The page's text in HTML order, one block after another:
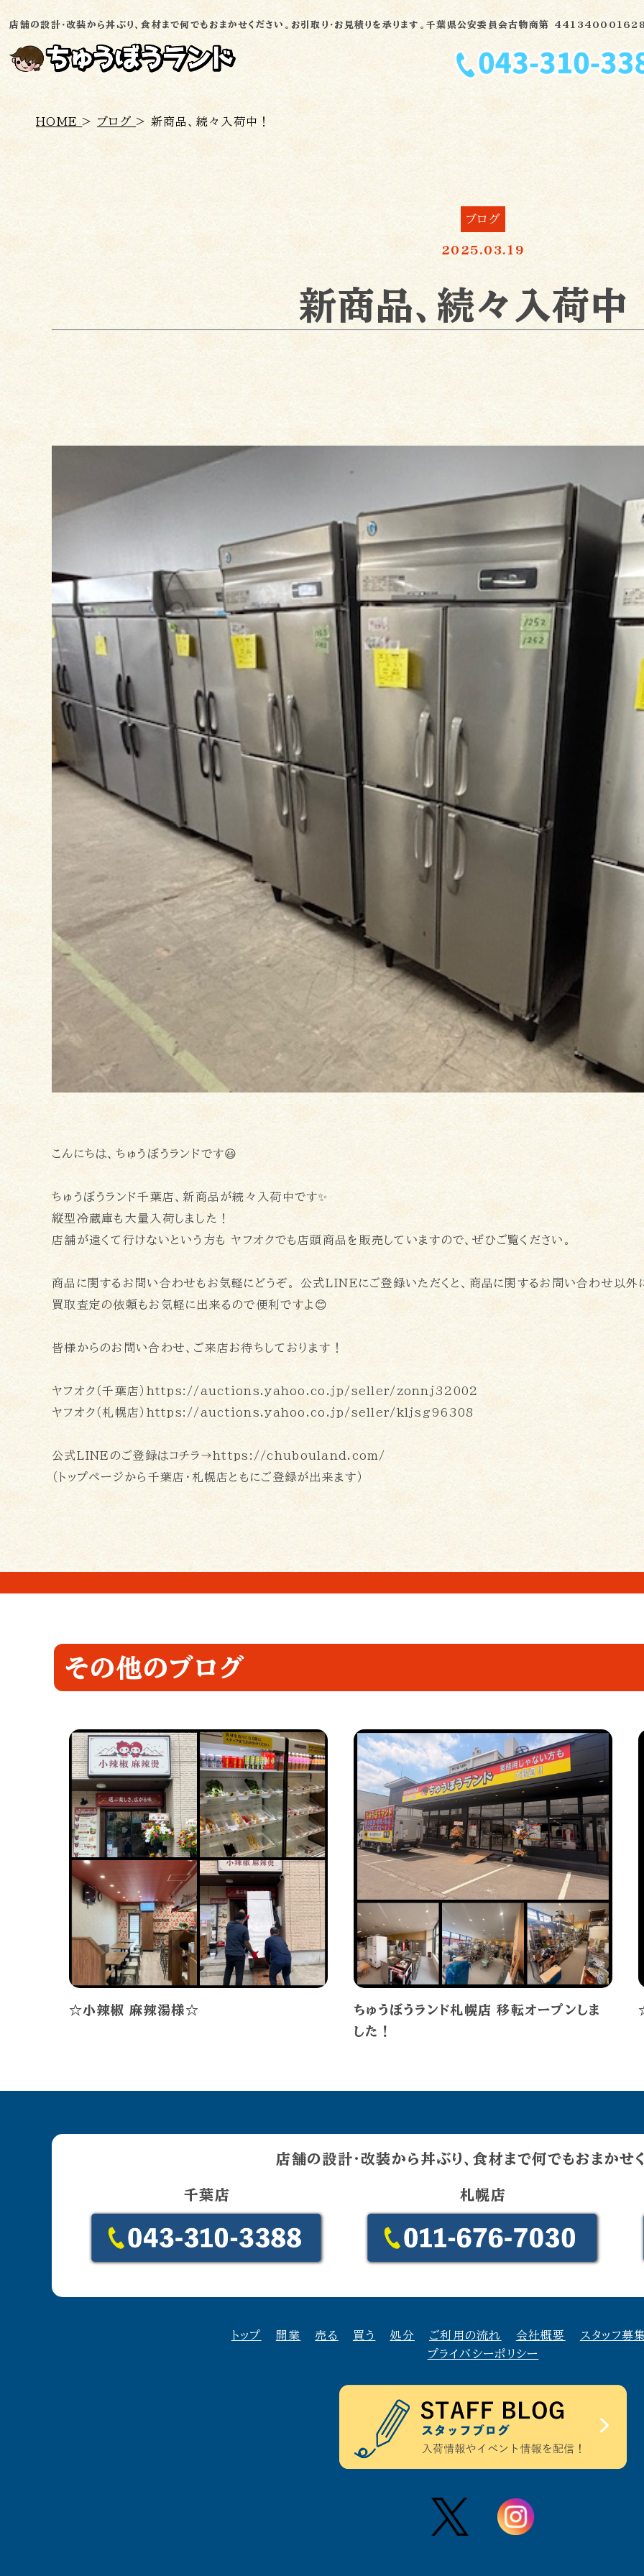
店舗の設計・改装から丼ぶり、食材まで何でもおまかせください。お引取り・お見積りを承ります。千葉県公安委員会古物商第
トップ
お問い合わせ
店舗の設計・改装から丼ぶり、食材まで何でもおまかせくださ
043-310-3388 / 千葉店
441340001628号
HOME > ブログ > 新商品、続々入荷中！
ブログ
2025.03.19
新商品、続々入荷中
こんにちは、ちゅうぼうランドです😃
ちゅうぼうランド千葉店、新商品が続々入荷中です✨
縦型冷蔵庫も大量入荷しました！
店舗が遠くて行けないという方も ヤフオクでも店頭商品を販売していますので、ぜひご覧ください。
商品に関するお問い合わせもお気軽にどうぞ。 公式LINEにご登録いただくと、商品に関するお問い合わせ以外
買取査定の依頼もお気軽に出来るので便利ですよ😊
皆様からのお問い合わせ、ご来店お待ちしております！
ヤフオク（千葉店）https://auctions.yahoo.co.jp/seller/zonnj32002
ヤフオク（札幌店）https://auctions.yahoo.co.jp/seller/kljsg96308
公式LINEのご登録はコチラ→https://chubouland.com/
（トップページから千葉店・札幌店ともにご登録が出来ます）
その他のブログ
☆小辣椒 麻辣湯様☆
ちゅうぼうランド札幌店 移転オープンしま
した！
店舗の設計・改装から丼ぶり、食材まで何でもおまかせ
千葉店 札幌店
トップ 開業 売る 買う 処分 ご利用の流れ 会社概要
スタッフ募
プライバシーポリシー